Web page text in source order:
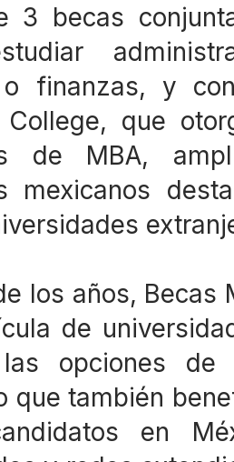
3 becas
o finanzas, y
College, que
de MBA,
mexicanos
los años, Becas
de
opciones
que también
en